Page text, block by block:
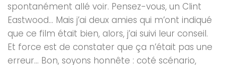
spontanément allé voir. Pensez-vous, un Clint
Eastwood… Mais j’ai deux amies qui m’ont indiqué
que ce film était bien, alors, j’ai suivi leur conseil.
Et force est de constater que ça n’était pas une
erreur… Bon, soyons honnête : coté scénario,